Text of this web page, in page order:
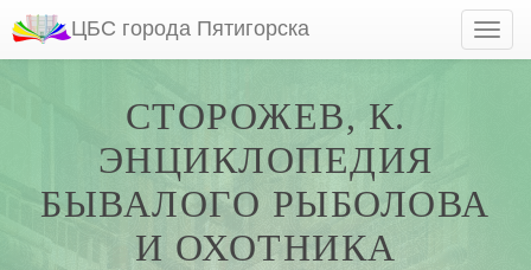
ЦБС города Пятигорска
СТОРОЖЕВ, К.
ЭНЦИКЛОПЕДИЯ
БЫВАЛОГО РЫБОЛОВА
И ОХОТНИКА